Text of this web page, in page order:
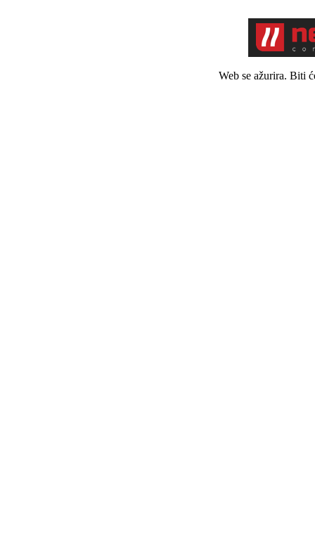
Web se ažurira. Biti